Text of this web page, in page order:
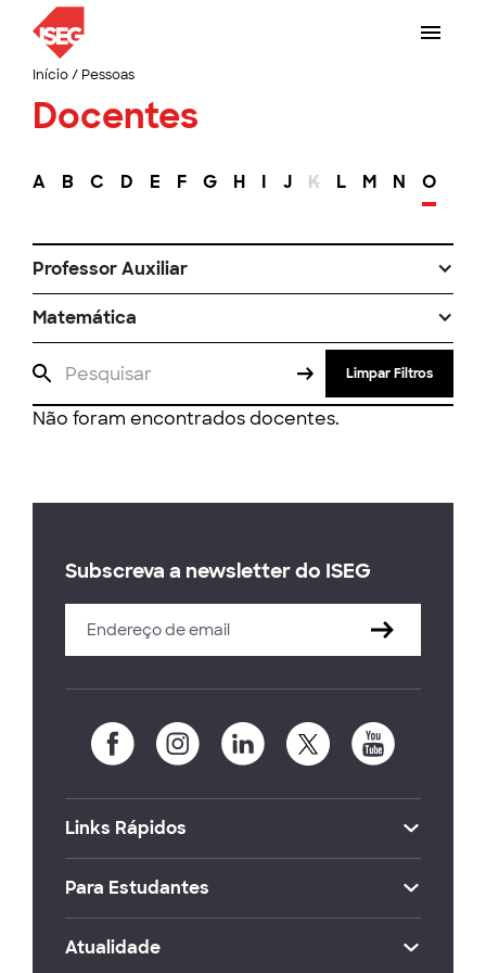
Início/ Pessoas
Docentes
A B C D E F G H I J K L M N O
Professor Auxiliar
Matemática
Limpar Filtros
Não foram encontrados docentes.
Subscreva a newsletter do ISEG
Links Rápidos
Para Estudantes
Atualidade